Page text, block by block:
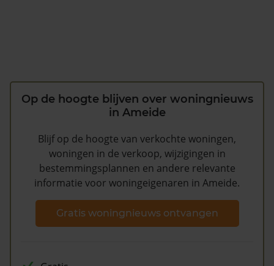
Op de hoogte blijven over woningnieuws
in Ameide
Blijf op de hoogte van verkochte woningen,
woningen in de verkoop, wijzigingen in
bestemmingsplannen en andere relevante
informatie voor woningeigenaren in Ameide.
Gratis woningnieuws ontvangen